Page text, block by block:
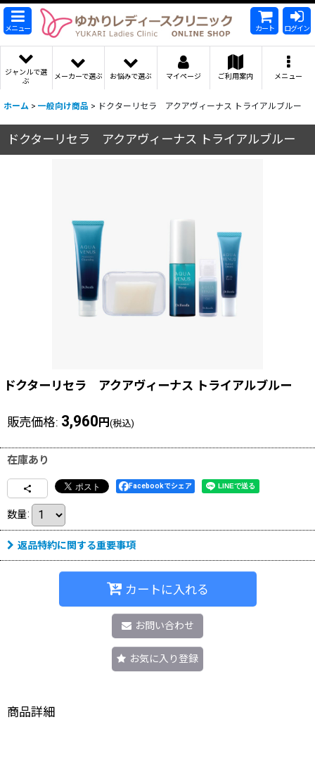
メニュー カート ログイン
ジャンルで選
ぶ
メーカーで選ぶ お悩みで選ぶ マイページ ご利用案内 メニュー
ホーム > 一般向け商品 > ドクターリセラ アクアヴィーナス トライアルブルー
ドクターリセラ アクアヴィーナス トライアルブルー
ドクターリセラ アクアヴィーナス トライアルブルー
販売価格: 3,960 円 (税込)
在庫あり
Facebookでシェア
数量:
返品特約に関する重要事項
カートに入れる
お問い合わせ
お気に入り登録
商品詳細